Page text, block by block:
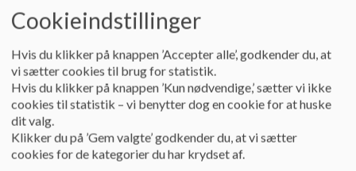
Kontakt SFO
Kontakt
Du kan kontakte SFO på tlf.97 11 49 12eller
Cookieindstillinger
Hvis du klikker på knappen ’Accepter alle’, godkender du, at
vi sætter cookies til brug for statistik.
Hvis du klikker på knappen ’Kun nødvendige,’ sætter vi ikke
cookies til statistik – vi benytter dog en cookie for at huske
dit valg.
Klikker du på ’Gem valgte’ godkender du, at vi sætter
cookies for de kategorier du har krydset af.